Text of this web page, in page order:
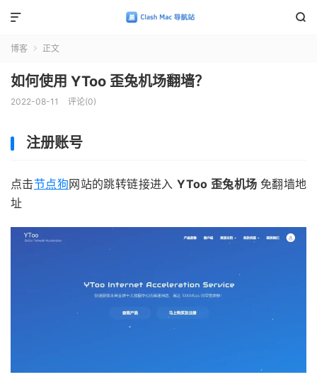


博客  正文
如何使用 YToo 歪兔机场翻墙？
2022-08-11 评论(0)
注册账号
点击节点狗网站的跳转链接进入YToo 歪兔机场 免翻墙地
址